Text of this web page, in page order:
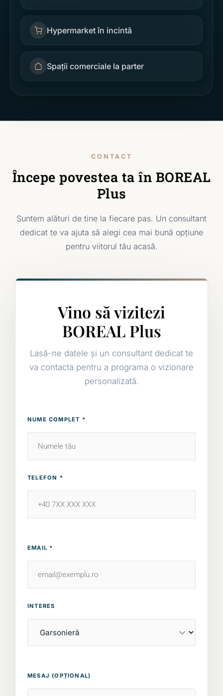
Hypermarket în incintă
Spații comerciale la parter
CONTACT
Începe povestea ta în BOREAL
Plus
Suntem alături de tine la fiecare pas. Un consultant
dedicat te va ajuta să alegi cea mai bună opțiune
pentru viitorul tău acasă.
Vino să vizitezi
BOREAL Plus
Lasă-ne datele și un consultant dedicat te
va contacta pentru a programa o vizionare
personalizată.
NUME COMPLET *
TELEFON *
EMAIL *
INTERES
MESAJ (OPȚIONAL)